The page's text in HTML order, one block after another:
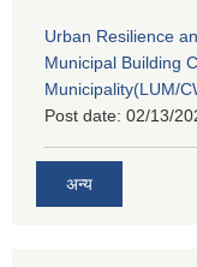
Urban Resilience
Municipal Building
Municipality(LUM/
Post date: 02/13/
अन्य